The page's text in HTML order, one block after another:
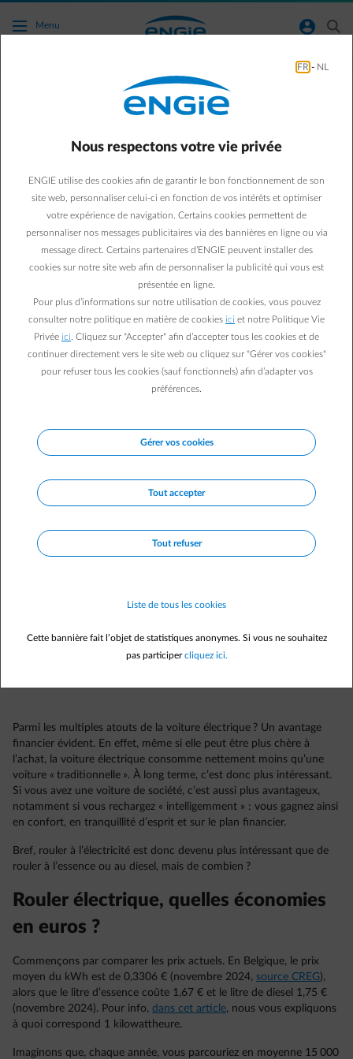
Accéder au contenu principal
Menu normal-account-circle search
mobilite
Voiture électrique :
combien coûte la recharge
à domicile ?
Christophe Rochez
1 min
La voiture électrique offre des avantages pour la planète,
maximiser ses atouts, notamment en matière de recharge ?
Notre conseil : rechargez plutôt chez vous que sur des
Parmi les multiples atouts de la voiture électrique ? Un avantage
financier évident. En effet, même si elle peut être plus chère à
l’achat, la voiture électrique consomme nettement moins qu’une
voiture « traditionnelle ». À long terme, c’est donc plus intéressant.
Si vous avez une voiture de société, c’est aussi plus avantageux,
notamment si vous rechargez « intelligemment » : vous gagnez ainsi
en confort, en tranquillité d’esprit et sur le plan financier.
Bref, rouler à l’électricité est donc devenu plus intéressant que de
rouler à l’essence ou au diesel, mais de combien ?
Rouler électrique, quelles économies
en euros ?
Commençons par comparer les prix actuels. En Belgique, le prix
moyen du kWh est de 0,3306 € (novembre 2024, source CREG),
alors que le litre d’essence coûte 1,67 € et le litre de diesel 1,75 €
(novembre 2024). Pour info, dans cet article, nous vous expliquons
à quoi correspond 1 kilowattheure.
Imaginons que, chaque année, vous parcouriez en moyenne 15 000
FR - NL
Nous respectons votre vie privée
ENGIE utilise des cookies afin de garantir le bon fonctionnement de son
site web, personnaliser celui-ci en fonction de vos intérêts et optimiser
votre expérience de navigation. Certains cookies permettent de
personnaliser nos messages publicitaires via des bannières en ligne ou via
message direct. Certains partenaires d’ENGIE peuvent installer des
cookies sur notre site web afin de personnaliser la publicité qui vous est
présentée en ligne.
Pour plus d’informations sur notre utilisation de cookies, vous pouvez
consulter notre politique en matière de cookies ici et notre Politique Vie
Privée ici . Cliquez sur "Accepter" afin d’accepter tous les cookies et de
continuer directement vers le site web ou cliquez sur "Gérer vos cookies"
pour refuser tous les cookies (sauf fonctionnels) afin d’adapter vos
préférences.
Gérer vos cookies
Tout accepter
Tout refuser
Liste de tous les cookies
Cette bannière fait l’objet de statistiques anonymes. Si vous ne souhaitez
pas participercliquez ici.